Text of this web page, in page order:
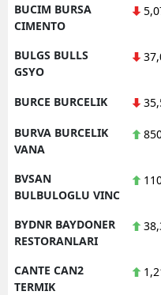
BUCIM BURSA
CIMENTO
BULGS BULLS
GSYO
BURCE BURCELIK
BURVA BURCELIK
VANA
BVSAN
BULBULOGLU VINC
BYDNR BAYDONER
RESTORANLARI
CANTE CAN2
TERMIK